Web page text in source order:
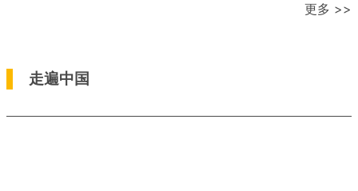
更多 >>
走遍中国